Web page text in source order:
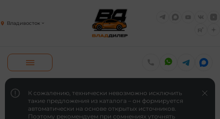
Владивосток
К сожалению, технически невозможно исключить
такие предложения из каталога – он формируется
автоматически на основе открытых источников.
Поэтому рекомендуем при сомнениях уточнять